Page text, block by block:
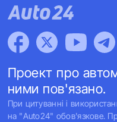
Проект про
ними пов'язано.
При цитуванні і
на "Auto24" обов'язкове.